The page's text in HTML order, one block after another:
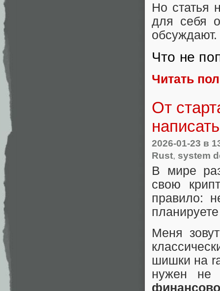
Но статья
для себя
обсуждают.
Что не
Читать
От
2026-01-23 в
Rust, system
В мире
свою
правило:
Меня
шишки на
нужен не